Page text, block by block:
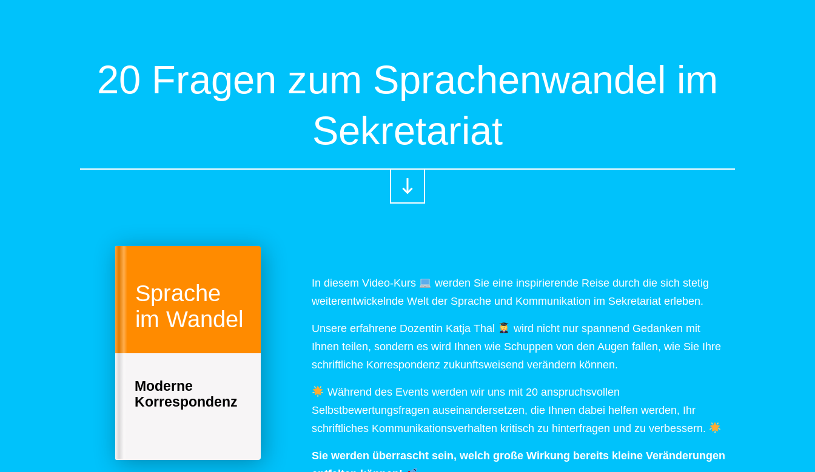
20 Fragen zum Sprachenwandel im
Sekretariat
Sprache
im Wandel
Moderne
Korrespondenz
In diesem Video-Kurs
werden Sie eine inspirierende Reise durch die sich stetig
weiterentwickelnde Welt der Sprache und Kommunikation im Sekretariat erleben.
Unsere erfahrene Dozentin Katja Thal
wird nicht nur spannend Gedanken mit
Ihnen teilen, sondern es wird Ihnen wie Schuppen von den Augen fallen, wie Sie Ihre
schriftliche Korrespondenz zukunftsweisend verändern können.
Während des Events werden wir uns mit 20 anspruchsvollen
Selbstbewertungsfragen auseinandersetzen, die Ihnen dabei helfen werden, Ihr
schriftliches Kommunikationsverhalten kritisch zu hinterfragen und zu verbessern.
Sie werden überrascht sein, welch große Wirkung bereits kleine Veränderungen